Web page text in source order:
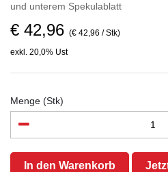
und unterem Spekulablatt
€ 42,96 (€ 42,96 / Stk)
exkl. 20,0% Ust
Menge (Stk)
In den Warenkorb